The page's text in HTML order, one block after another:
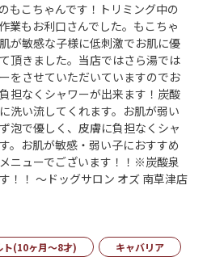
もこちゃんです！トリミング中の
業もお利口さんでした。もこちゃ
が敏感な子様に低刺激でお肌に優
頂きました。当店ではさら湯では
をさせていただいていますのでお
担なくシャワーが出来ます！炭酸
洗い流してくれます。お肌が弱い
泡で優しく、皮膚に負担なくシャ
。お肌が敏感・弱い子におすすめ
ニューでございます！！※炭酸泉
！！ ～ドッグサロン オズ 南草津店
ト(10ヶ月～8才)
キャバリア